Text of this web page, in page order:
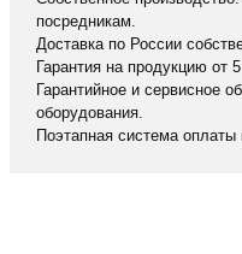
посредникам.
Доставка по России
Гарантия на продукцию от
Гарантийное и сервисное
оборудования.
Поэтапная система оплаты